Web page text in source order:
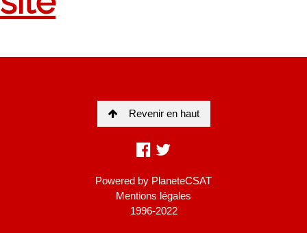
Revenir en haut
Powered by PlaneteCSAT
Mentions légales
1996-2022